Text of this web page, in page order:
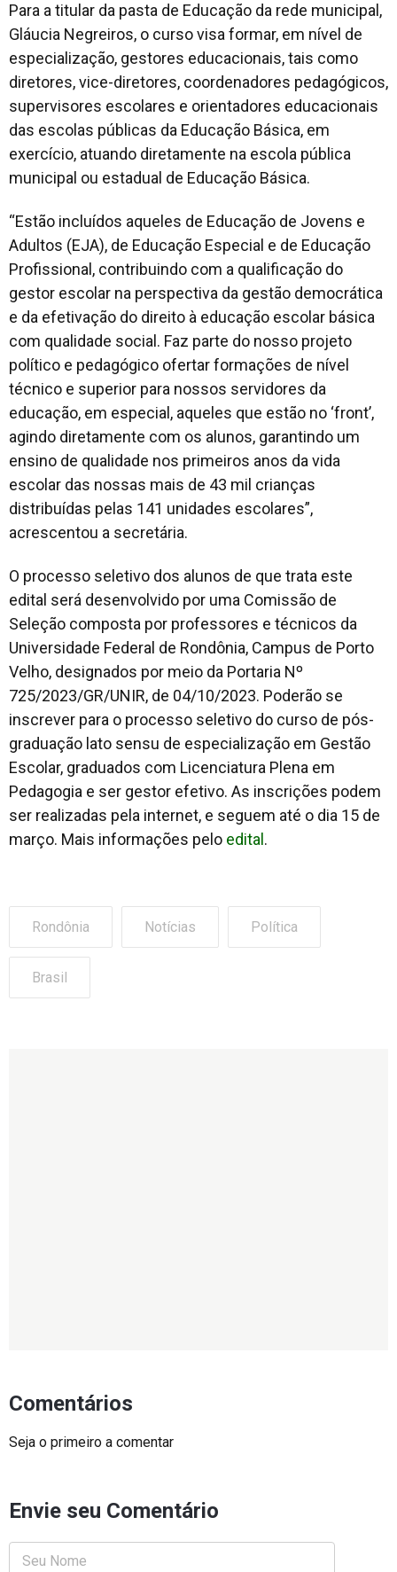
Para a titular da pasta de Educação da rede municipal,
Gláucia Negreiros, o curso visa formar, em nível de
especialização, gestores educacionais, tais como
diretores, vice-diretores, coordenadores pedagógicos,
supervisores escolares e orientadores educacionais
das escolas públicas da Educação Básica, em
exercício, atuando diretamente na escola pública
municipal ou estadual de Educação Básica.
“Estão incluídos aqueles de Educação de Jovens e
Adultos (EJA), de Educação Especial e de Educação
Profissional, contribuindo com a qualificação do
gestor escolar na perspectiva da gestão democrática
e da efetivação do direito à educação escolar básica
com qualidade social. Faz parte do nosso projeto
político e pedagógico ofertar formações de nível
técnico e superior para nossos servidores da
educação, em especial, aqueles que estão no ‘front’,
agindo diretamente com os alunos, garantindo um
ensino de qualidade nos primeiros anos da vida
escolar das nossas mais de 43 mil crianças
distribuídas pelas 141 unidades escolares”,
acrescentou a secretária.
O processo seletivo dos alunos de que trata este
edital será desenvolvido por uma Comissão de
Seleção composta por professores e técnicos da
Universidade Federal de Rondônia, Campus de Porto
Velho, designados por meio da Portaria Nº
725/2023/GR/UNIR, de 04/10/2023. Poderão se
inscrever para o processo seletivo do curso de pós-
graduação lato sensu de especialização em Gestão
Escolar, graduados com Licenciatura Plena em
Pedagogia e ser gestor efetivo. As inscrições podem
ser realizadas pela internet, e seguem até o dia 15 de
março. Mais informações pelo edital .
Rondônia Notícias Política
Brasil
Comentários
Seja o primeiro a comentar
Envie seu Comentário